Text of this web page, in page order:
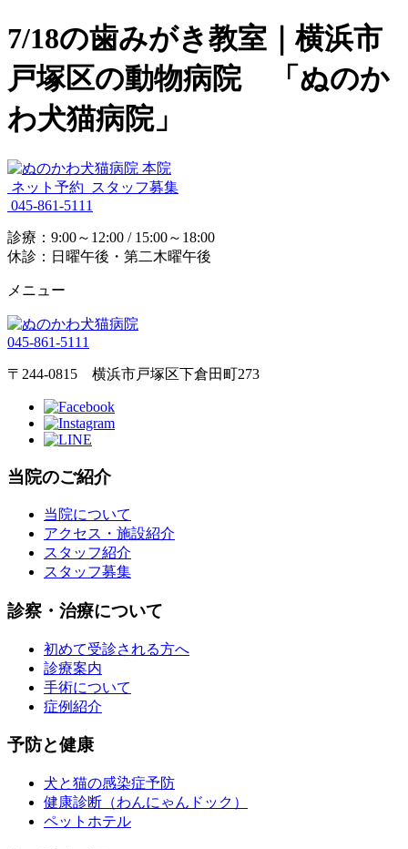
7/18の歯みがき教室｜横浜市
戸塚区の動物病院 「ぬのか
わ犬猫病院」
ネット予約
スタッフ募集
045-861-5111
診療：9:00～12:00 / 15:00～18:00
休診：日曜午後・第二木曜午後
メニュー
045-861-5111
〒244-0815 横浜市戸塚区下倉田町273
当院のご紹介
当院について
アクセス・施設紹介
スタッフ紹介
スタッフ募集
診察・治療について
初めて受診される方へ
診療案内
手術について
症例紹介
予防と健康
犬と猫の感染症予防
健康診断（わんにゃんドック）
ペットホテル